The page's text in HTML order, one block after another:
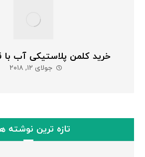
خرید کلمن پلاستیکی آب با
جولای ۱۲, ۲۰۱۸
تازه ترین نوشته